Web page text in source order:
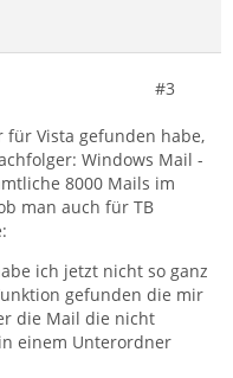
#3
für Vista gefunden habe,
Windows Mail -
8000 Mails im
man auch für TB
ich jetzt nicht so ganz
gefunden die mir
die Mail die nicht
einem Unterordner